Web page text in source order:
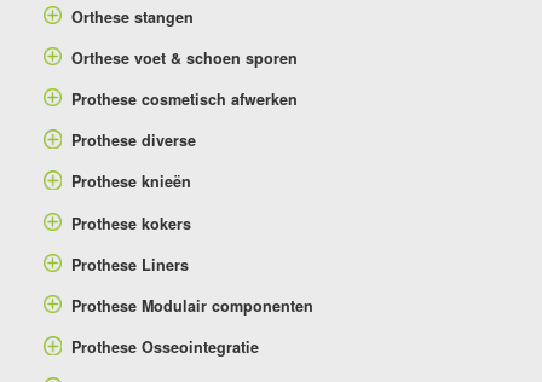
Orthese stangen
Orthese voet & schoen sporen
Prothese cosmetisch afwerken
Prothese diverse
Prothese knieën
Prothese kokers
Prothese Liners
Prothese Modulair componenten
Prothese Osseointegratie